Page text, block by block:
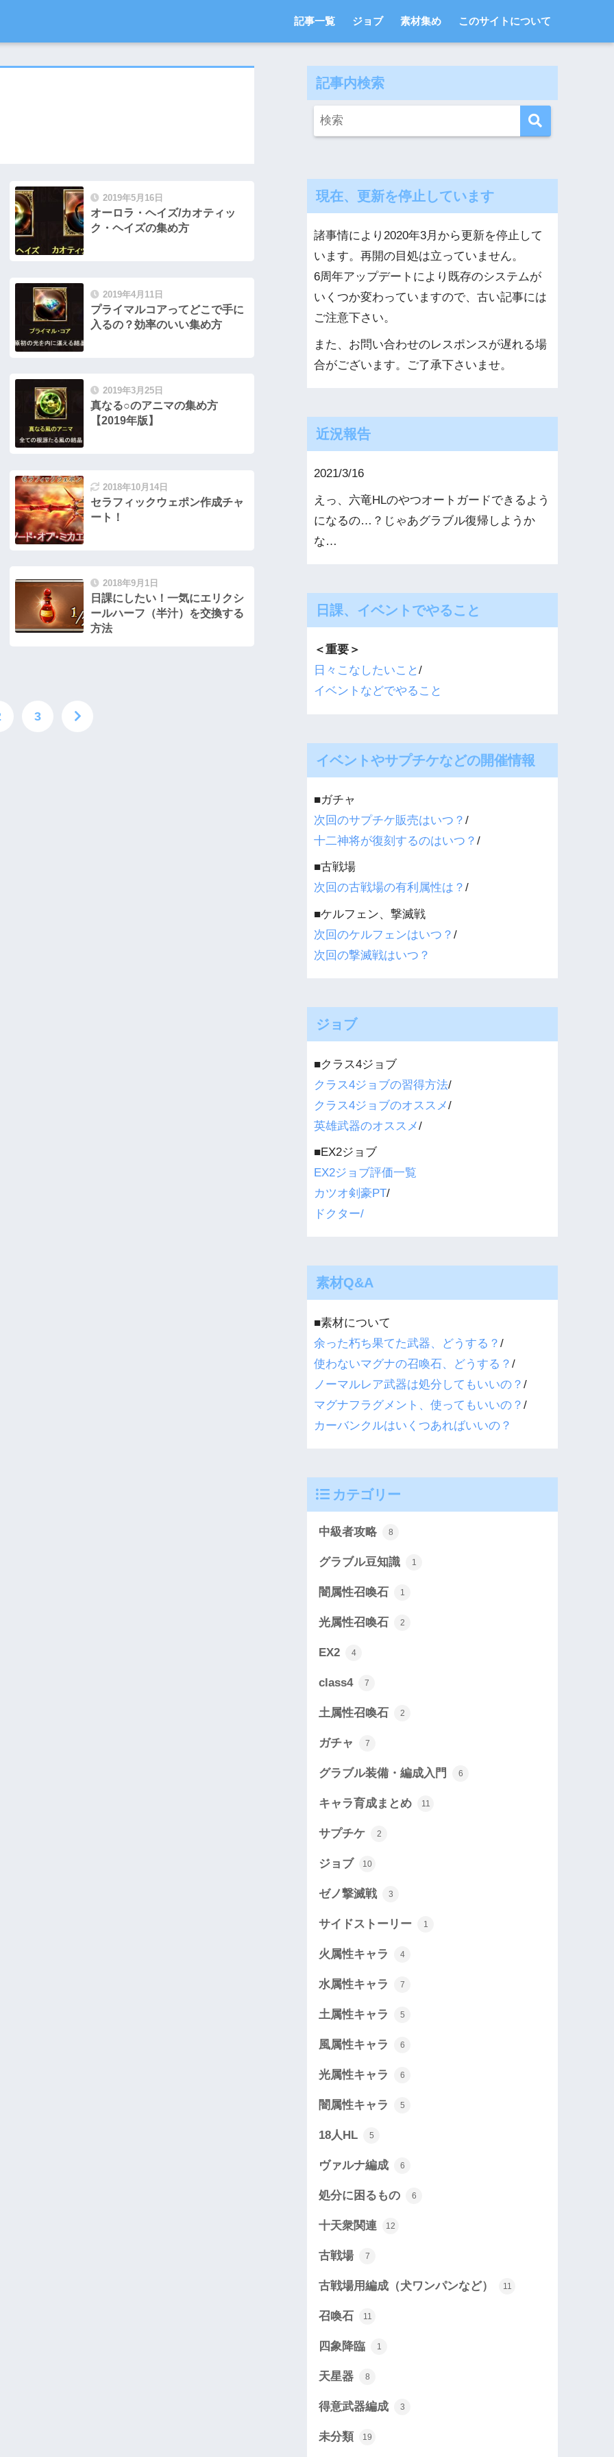
記事一覧 ジョブ 素材集め このサイトについて
2019年5月16日
オーロラ・ヘイズ/カオティッ
ク・ヘイズの集め方
2019年4月11日
プライマルコアってどこで手に
入るの？効率のいい集め方
2019年3月25日
真なる○のアニマの集め方
【2019年版】
2018年10月14日
セラフィックウェポン作成チャ
ート！
2018年9月1日
日課にしたい！一気にエリクシ
ールハーフ（半汁）を交換する
方法
3
記事内検索
現在、更新を停止しています
諸事情により2020年3月から更新を停止して
います。再開の目処は立っていません。
6周年アップデートにより既存のシステムが
いくつか変わっていますので、古い記事には
ご注意下さい。
また、お問い合わせのレスポンスが遅れる場
合がございます。ご了承下さいませ。
近況報告
2021/3/16
えっ、六竜HLのやつオートガードできるよう
になるの…？じゃあグラブル復帰しようか
な…
日課、イベントでやること
＜重要＞
日々こなしたいこと/
イベントなどでやること
イベントやサプチケなどの開催情報
■ガチャ
次回のサプチケ販売はいつ？/
十二神将が復刻するのはいつ？/
■古戦場
次回の古戦場の有利属性は？/
■ケルフェン、撃滅戦
次回のケルフェンはいつ？/
次回の撃滅戦はいつ？
ジョブ
■クラス4ジョブ
クラス4ジョブの習得方法/
クラス4ジョブのオススメ/
英雄武器のオススメ/
■EX2ジョブ
EX2ジョブ評価一覧
カツオ剣豪PT/
ドクター/
素材Q&A
■素材について
余った朽ち果てた武器、どうする？/
使わないマグナの召喚石、どうする？/
ノーマルレア武器は処分してもいいの？/
マグナフラグメント、使ってもいいの？/
カーバンクルはいくつあればいいの？
カテゴリー
中級者攻略 8
グラブル豆知識 1
闇属性召喚石 1
光属性召喚石 2
EX2 4
class4 7
土属性召喚石 2
ガチャ 7
グラブル装備・編成入門 6
キャラ育成まとめ 11
サプチケ 2
ジョブ 10
ゼノ撃滅戦 3
サイドストーリー 1
火属性キャラ 4
水属性キャラ 7
土属性キャラ 5
風属性キャラ 6
光属性キャラ 6
闇属性キャラ 5
18人HL 5
ヴァルナ編成 6
処分に困るもの 6
十天衆関連 12
古戦場 7
古戦場用編成（犬ワンパンなど） 11
召喚石 11
四象降臨 1
天星器 8
得意武器編成 3
未分類 19